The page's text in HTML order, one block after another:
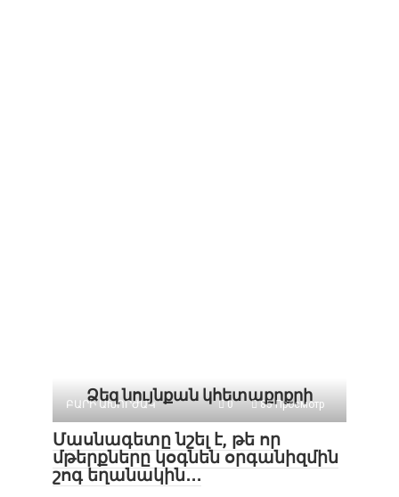
Ձեզ նույնքան կհետաքրքրի
ԲԱՐԻ ԱԽՈՐԺԱԿ 0 85 Просмотр
Մասնագետը նշել է, թե որ
մթերքները կօգնեն օրգանիզմին
շոգ եղանակին․․․